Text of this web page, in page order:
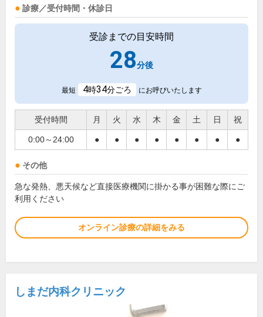
診療／受付時間・休診日
受診までの目安時間
28分後
最短 4時34分ごろ にお呼びいたします
受付時間 月 火 水 木 金 土 日 祝
0:00～24:00 ● ● ● ● ● ● ● ●
その他
急な発熱、悪天候など直接医療機関に掛かる事が困難な際にご
利用ください
オンライン診療の詳細をみる
しまだ内科クリニック